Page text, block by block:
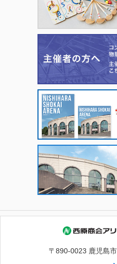
〒890-0023 鹿児島